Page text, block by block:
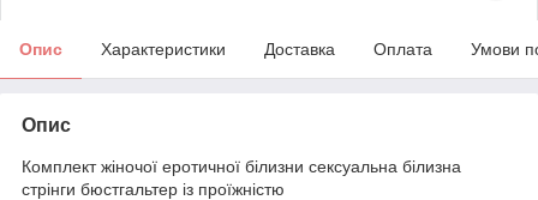
Опис Характеристики Доставка Оплата Умови
Опис
Комплект жіночої еротичної білизни сексуальна білизна
стрінги бюстгальтер із проїжністю